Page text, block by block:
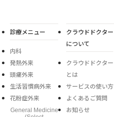
診療メニュー
内科
発熱外来
頭痛外来
生活習慣病外来
花粉症外来
General Medicine
クラウドドクター
について
クラウドドクター
とは
サービスの使い方
よくあるご質問
お知らせ